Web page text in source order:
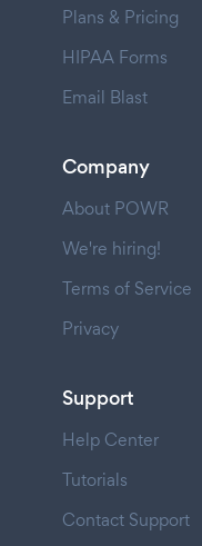
Plans & Pricing
HIPAA Forms
Email Blast
Company
About POWR
We're hiring!
Terms of Service
Privacy
Support
Help Center
Tutorials
Contact Support